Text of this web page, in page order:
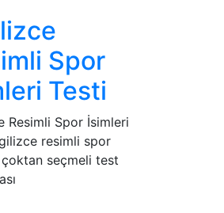
Spor
Testi
Resimli Spor İsimleri
resimli spor
seçmeli test